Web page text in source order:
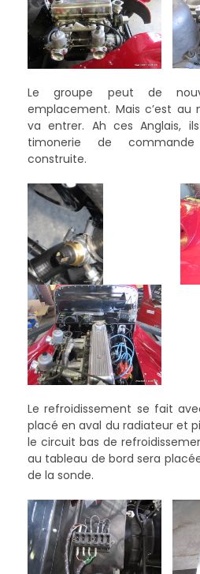
Le groupe peut de
emplacement. Mais c’est
va entrer. Ah ces Anglais,
timonerie de commande
construite.
Le refroidissement se fait
placé en aval du radiateur et
le circuit bas de
au tableau de bord sera
de la sonde.